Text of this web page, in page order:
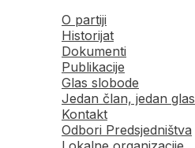
O partiji
Historijat
Dokumenti
Publikacije
Glas slobode
Jedan član, jedan glas
Kontakt
Odbori Predsjedništva